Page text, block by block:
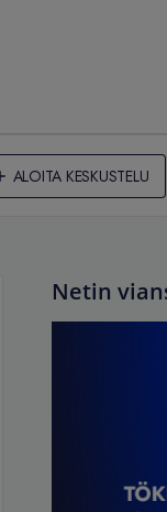
ALOITA KESKUSTELU
Netin